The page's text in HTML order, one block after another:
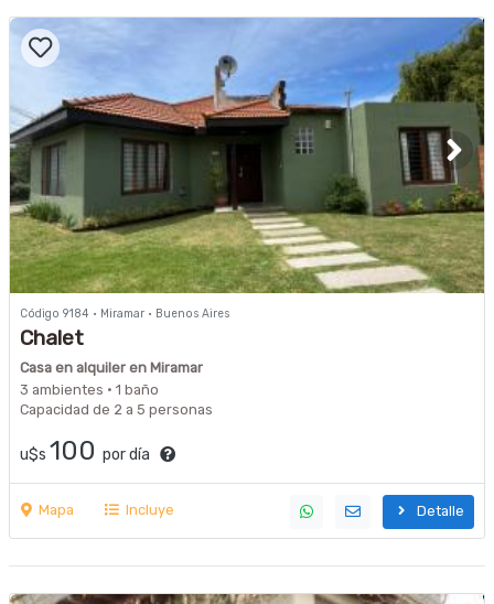
Código 9184 · Miramar · Buenos Aires
Chalet
Casa en alquiler en Miramar
3 ambientes · 1 baño
Capacidad de 2 a 5 personas
u$s 100 por día
Mapa Incluye Detalle